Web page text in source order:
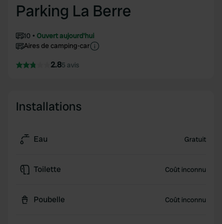
Parking La Berre
10
Ouvert aujourd'hui
Aires de camping-car
2.85 avis
Installations
Eau Gratuit
Toilette Coût inconnu
Poubelle Coût inconnu